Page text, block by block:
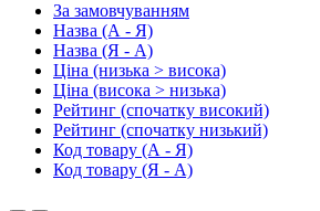
За замовчуванням
Назва (А - Я)
Назва (Я - А)
Ціна (низька > висока)
Ціна (висока > низька)
Рейтинг (спочатку високий)
Рейтинг (спочатку низький)
Код товару (А - Я)
Код товару (Я - А)